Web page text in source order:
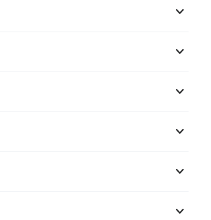
keyboard_arrow_down
keyboard_arrow_down
keyboard_arrow_down
keyboard_arrow_down
keyboard_arrow_down
keyboard_arrow_down